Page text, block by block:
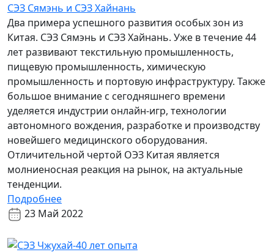
СЭЗ Сямэнь и СЭЗ Хайнань
Два примера успешного развития особых зон из
Китая. СЭЗ Сямэнь и СЭЗ Хайнань. Уже в течение 44
лет развивают текстильную промышленность,
пищевую промышленность, химическую
промышленность и портовую инфраструктуру. Также
большое внимание с сегодняшнего времени
уделяется индустрии онлайн-игр, технологии
автономного вождения, разработке и производству
новейшего медицинского оборудования.
Отличительной чертой ОЭЗ Китая является
молниеносная реакция на рынок, на актуальные
тенденции.
Подробнее
23 Май 2022